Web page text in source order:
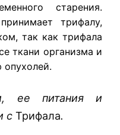
старения.
трифалу,
так как трифала
ткани организма и
опухолей.
ее питания и
с Трифала.